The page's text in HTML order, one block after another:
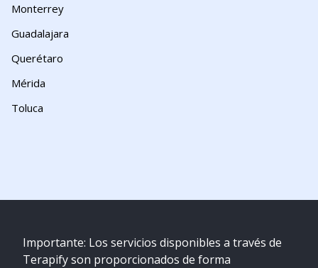
Monterrey
Guadalajara
Querétaro
Mérida
Toluca
Importante: Los servicios disponibles a través de
Terapify son proporcionados de forma